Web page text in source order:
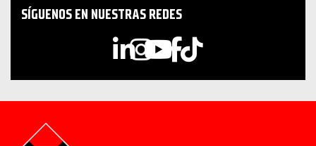
SÍGUENOS EN NUESTRAS REDES